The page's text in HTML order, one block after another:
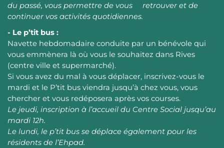
du passé, vous permettre de vous retrouver et de
continuer vos activités quotidiennes.
- Le p’tit bus :
Navette hebdomadaire conduite par un bénévole qui
vous emmènera là où vous le souhaitez dans Rives
(centre ville et supermarché).
Si vous avez du mal à vous déplacer, inscrivez-vous le
mardi et le P’tit bus viendra jusqu’à chez vous, vous
chercher et vous redéposera après vos courses.
Le jeudi, inscription à l’accueil du Centre Social jusqu’au
mardi 12h.
Le lundi, le p’tit bus se déplace également pour les
résidents de l’Ehpad.